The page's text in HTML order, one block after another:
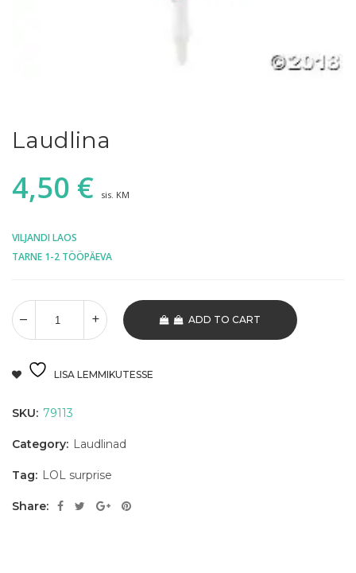
Laudlina
4,50 € sis. KM
VILJANDI LAOS
TARNE 1-2 TÖÖPÄEVA
ADD TO CART
LISA LEMMIKUTESSE
SKU: 79113
Category: Laudlinad
Tag: LOL surprise
Share: